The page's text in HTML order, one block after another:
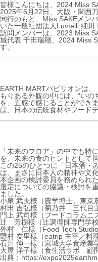
皆様こんにちは、2024 Miss
2025年6月22日、大阪・関西
同行のもと、Miss SAKEメン
いた一般社団法人Luvtelli 細川
訪問メンバーは、2023 Miss
城代表 千田瑞穂、2024 Miss
す。
EARTH MARTパビリオンは
もりある外観の中には、“い
を、五感で感じることができま
は、日本の伝統食材やフード
「未来のフロア」の中でも
を、未来の食のヒントとして
この25のひとつに「日本酒・
は、まさに日本人の精神や文
本企画の検討委員を務められ
選定についての協議・検討を
ました。
小泉 武夫様（農学博士、東京
村田 吉弘様（菊乃井 三代目
門上 武司様（フードコラムニ
辻 芳樹様（辻調理師専門学校
外村 仁様（Food Tech
野村 友里様（eatrip 主宰／料理
石川 伸一様（宮城大学食産業
大屋 洋子様（食生活ラボ 顧
出典：https://